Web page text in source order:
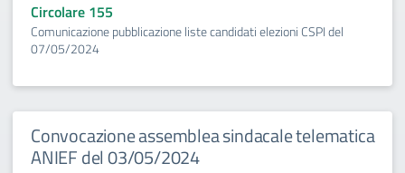
Circolare 155
Comunicazione pubblicazione liste candidati elezioni CSPI del
07/05/2024
Convocazione assemblea sindacale telematica
ANIEF del 03/05/2024